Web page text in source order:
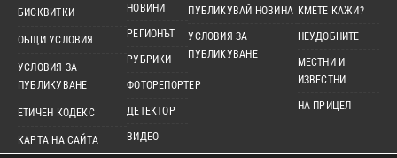
БИСКВИТКИ
ОБЩИ УСЛОВИЯ
УСЛОВИЯ ЗА
ПУБЛИКУВАНЕ
ЕТИЧЕН КОДЕКС
КАРТА НА САЙТА
НОВИНИ
РЕГИОНЪТ
РУБРИКИ
ФОТОРЕПОРТЕР
ДЕТЕКТОР
ВИДЕО
ПУБЛИКУВАЙ НОВИНА
УСЛОВИЯ ЗА
ПУБЛИКУВАНЕ
КМЕТЕ КАЖИ?
НЕУДОБНИТЕ
МЕСТНИ И
ИЗВЕСТНИ
НА ПРИЦЕЛ